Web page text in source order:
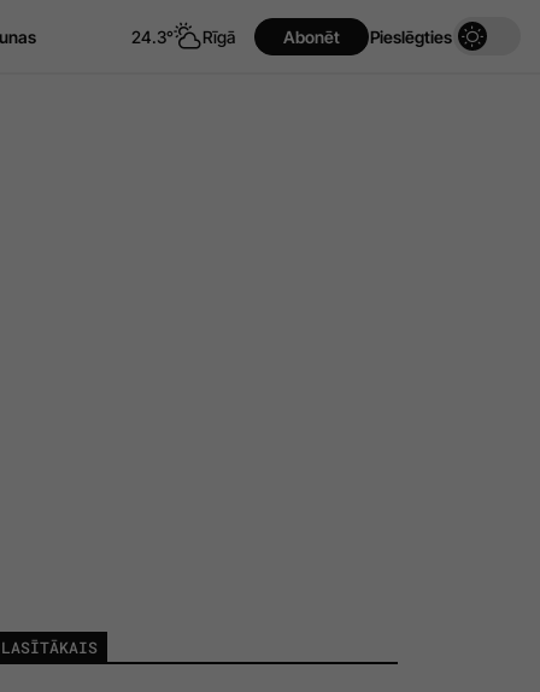
24.3° Rīgā Abonēt Pieslēgties
LASĪTĀKAIS